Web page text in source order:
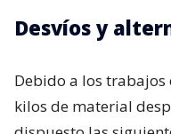
Desvíos y
Debido a los
kilos de material